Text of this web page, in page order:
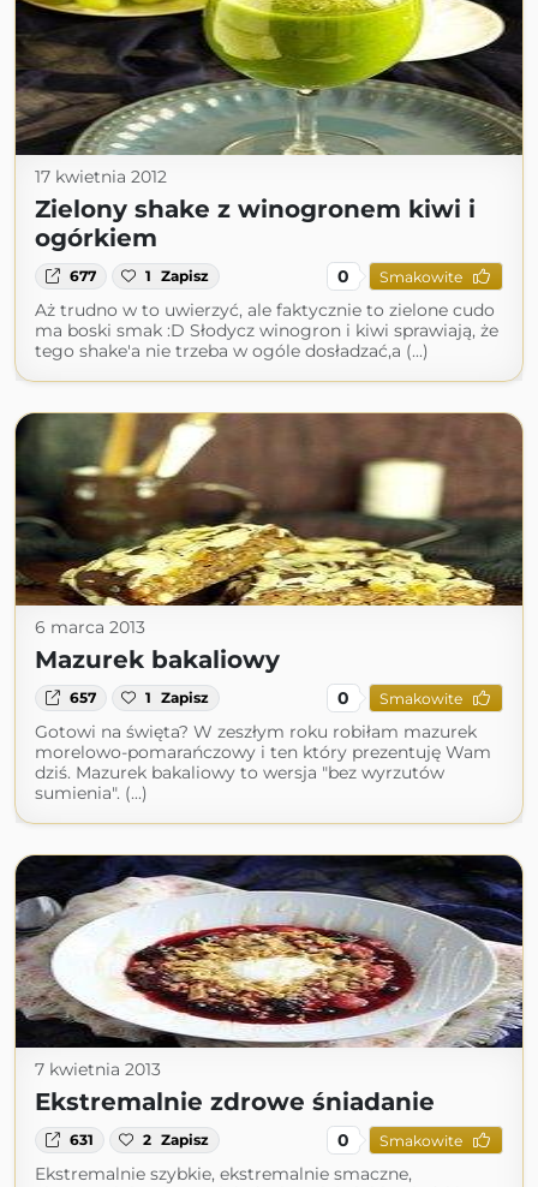
17 kwietnia 2012
Zielony shake z winogronem kiwi i
ogórkiem
677 1 Zapisz 0 Smakowite
Aż trudno w to uwierzyć, ale faktycznie to zielone cudo
ma boski smak :D Słodycz winogron i kiwi sprawiają, że
tego shake'a nie trzeba w ogóle dosładzać,a (...)
6 marca 2013
Mazurek bakaliowy
657 1 Zapisz 0 Smakowite
Gotowi na święta? W zeszłym roku robiłam mazurek
morelowo-pomarańczowy i ten który prezentuję Wam
dziś. Mazurek bakaliowy to wersja "bez wyrzutów
sumienia". (...)
7 kwietnia 2013
Ekstremalnie zdrowe śniadanie
631 2 Zapisz 0 Smakowite
Ekstremalnie szybkie, ekstremalnie smaczne,